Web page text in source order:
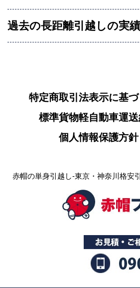
過去の長距離引越しの実績
特定商取引法表示に基
標準貨物軽自動車運
個人情報保護方針
赤帽の単身引越し-東京・神奈川格安